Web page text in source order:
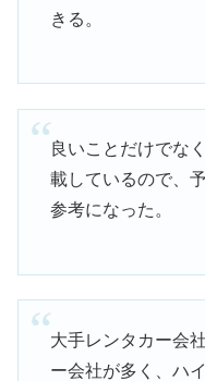
きる。
良いことだけでな
載しているので、
参考になった。
大手レンタカー会
ー会社が多く、ハ